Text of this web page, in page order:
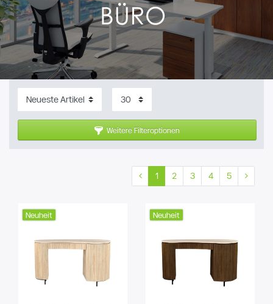
Weitere Filteroptionen
1 2 3 4 5
Neuheit Neuheit